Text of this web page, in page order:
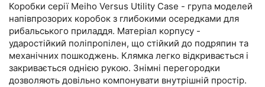
Коробки серії Meiho Versus Utility Case - група моделей
напівпрозорих коробок з глибокими осередками для
рибальського приладдя. Матеріал корпусу -
ударостійкий поліпропілен, що стійкий до подряпин та
механічних пошкоджень. Клямка легко відкривається і
закривається однією рукою. Знімні перегородки
дозволяють довільно компонувати внутрішній простір.